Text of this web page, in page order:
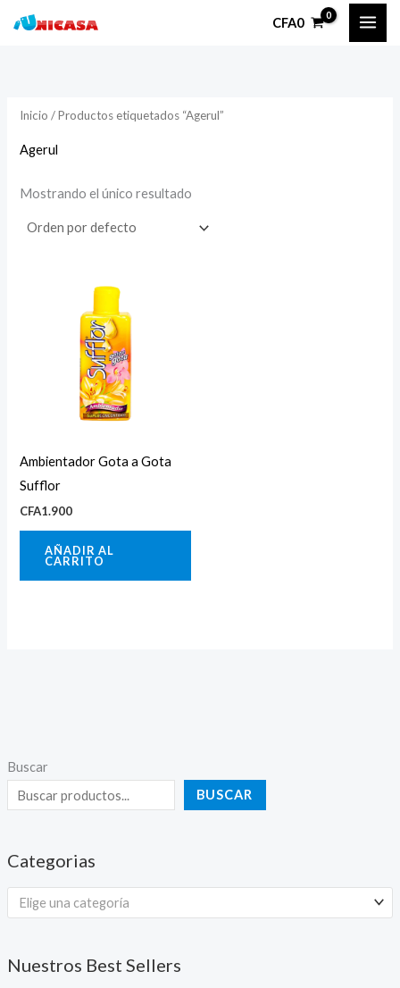
CFA0
Buscar
BUSCAR
Categorias
Elige una categoría
Nuestros Best Sellers
Inicio / Productos etiquetados “Agerul”
Agerul
Mostrando el único resultado
Ambientador Gota a Gota
Sufflor
CFA1.900
AÑADIR AL
CARRITO